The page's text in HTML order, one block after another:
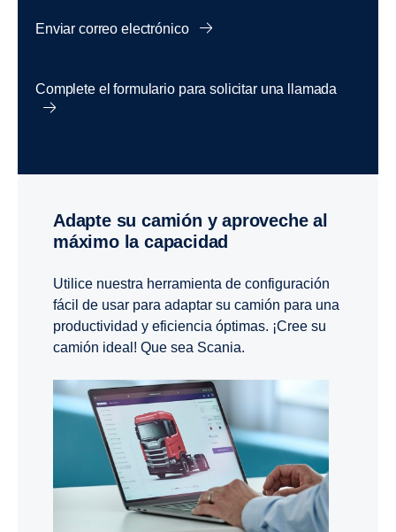
Enviar correo electrónico
Complete el formulario para solicitar una llamada
Adapte su camión y aproveche al
máximo la capacidad
Utilice nuestra herramienta de configuración
fácil de usar para adaptar su camión para una
productividad y eficiencia óptimas. ¡Cree su
camión ideal! Que sea Scania.